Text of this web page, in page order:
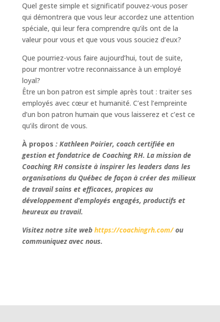
Quel geste simple et significatif pouvez-vous poser
qui démontrera que vous leur accordez une attention
spéciale, qui leur fera comprendre qu’ils ont de la
valeur pour vous et que vous vous souciez d’eux?
Que pourriez-vous faire aujourd’hui, tout de suite,
pour montrer votre reconnaissance à un employé
loyal?
Être un bon patron est simple après tout : traiter ses
employés avec cœur et humanité. C’est l’empreinte
d’un bon patron humain que vous laisserez et c’est ce
qu’ils diront de vous.
À propos : Kathleen Poirier, coach certifiée en
gestion et fondatrice de Coaching RH. La mission de
Coaching RH consiste à inspirer les leaders dans les
organisations du Québec de façon à créer des milieux
de travail sains et efficaces, propices au
développement d’employés engagés, productifs et
heureux au travail.
Visitez notre site web https://coachingrh.com/ou
communiquez avec nous.